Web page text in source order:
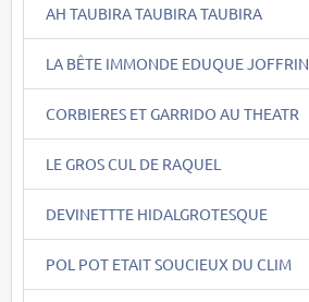
AH TAUBIRA TAUBIRA TAUBIRA
LA BÊTE IMMONDE EDUQUE JOFFRIN
CORBIERES ET GARRIDO AU THEATR
LE GROS CUL DE RAQUEL
DEVINETTTE HIDALGROTESQUE
POL POT ETAIT SOUCIEUX DU CLIM